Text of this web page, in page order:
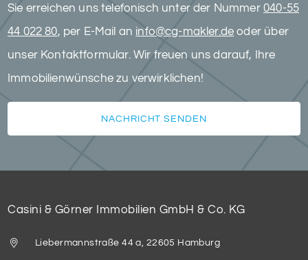
Sie erreichen uns telefonisch unter der Nummer 040-55
44 022 80, per E-Mail an info@cg-makler.de oder über
unser Kontaktformular. Wir freuen uns darauf, Ihre
Immobilienwünsche zu verwirklichen!
NACHRICHT SENDEN
Casini & Görner Immobilien GmbH & Co. KG
Liebermannstraße 44 a, 22605 Hamburg